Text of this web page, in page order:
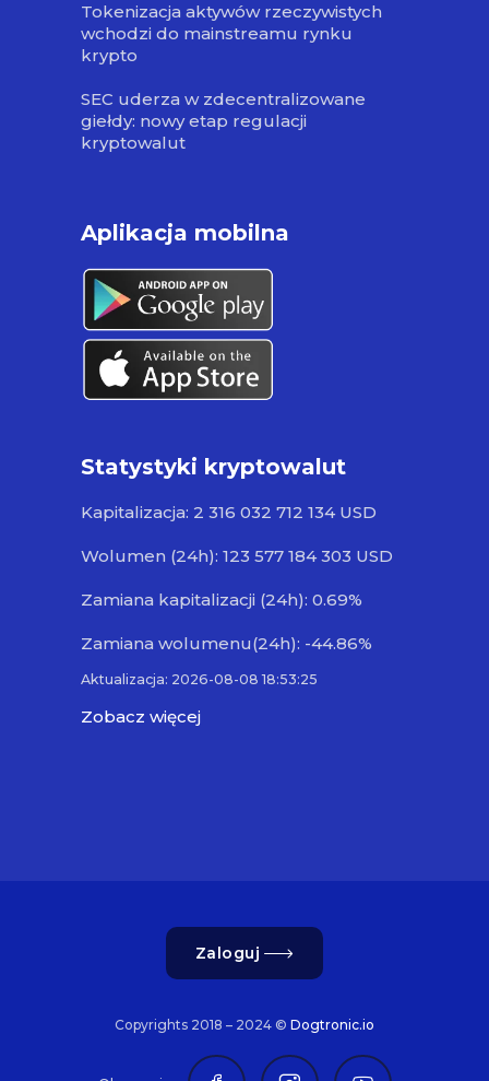
Tokenizacja aktywów rzeczywistych
wchodzi do mainstreamu rynku
krypto
SEC uderza w zdecentralizowane
giełdy: nowy etap regulacji
kryptowalut
Aplikacja mobilna
Statystyki kryptowalut
Kapitalizacja: 2 316 032 712 134 USD
Wolumen (24h): 123 577 184 303 USD
Zamiana kapitalizacji (24h): 0.69%
Zamiana wolumenu(24h): -44.86%
Aktualizacja: 2026-08-08 18:53:25
Zobacz więcej
Zaloguj
Copyrights 2018 – 2024 © Dogtronic.io